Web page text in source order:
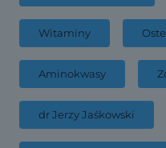
Witaminy
Aminokwasy
dr Jerzy Jaśkowski